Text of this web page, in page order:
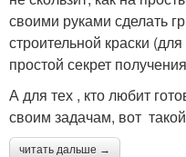
своими руками сделать
строительной краски
простой секрет
А для тех , кто любит
своим задачам, вот
читать дальше →